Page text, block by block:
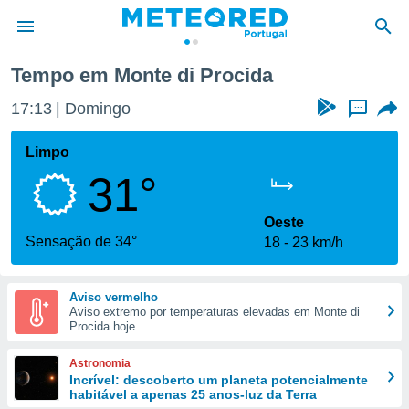
da
foi
fornecidas
a este
das
e
forma
digital
Tempo em Monte di Procida
17:14 Domingo ...
Limpo
31°
Sensação de 34°
Oeste
18
23 km/h
Aviso vermelho
Aviso extremo por temperaturas elevadas em Monte di
Procida hoje
Astronomia
Incrível: descoberto um planeta potencialmente
habitável a apenas 25 anos-luz da Terra